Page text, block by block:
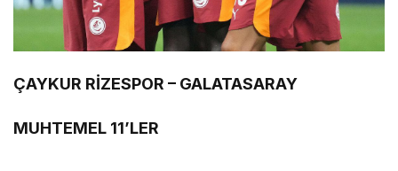
ÇAYKUR RİZESPOR – GALATASARAY
MUHTEMEL 11’LER